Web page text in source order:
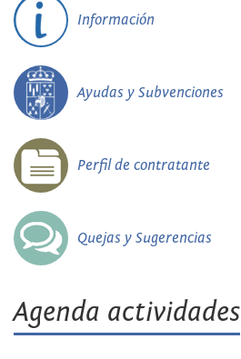
Información
Ayudas y Subvenciones
Perfil de contratante
Quejas y Sugerencias
Agenda actividades